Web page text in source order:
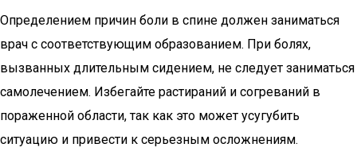
Определением причин боли в спине должен заниматься
врач с соответствующим образованием. При болях,
вызванных длительным сидением, не следует заниматься
самолечением. Избегайте растираний и согреваний в
пораженной области, так как это может усугубить
ситуацию и привести к серьезным осложнениям.